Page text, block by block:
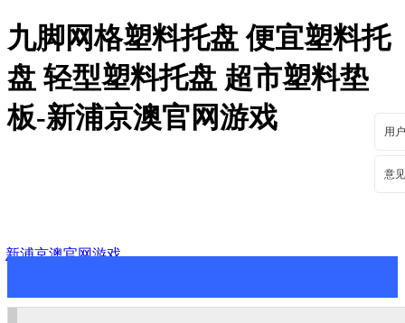
九脚网格塑料托盘 便宜塑料托
盘 轻型塑料托盘 超市塑料垫
板-新浦京澳官网游戏
用
意
新浦京澳官网游戏